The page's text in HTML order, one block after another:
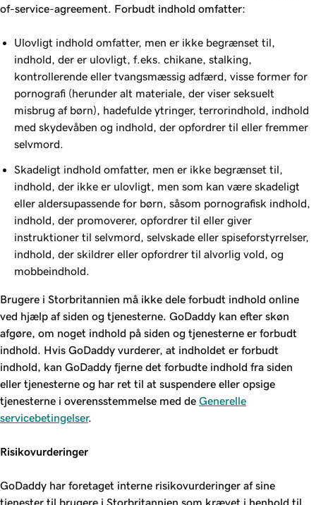
of-service-agreement. Forbudt indhold omfatter:
Ulovligt indhold omfatter, men er ikke begrænset til,
indhold, der er ulovligt, f.eks. chikane, stalking,
kontrollerende eller tvangsmæssig adfærd, visse former for
pornografi (herunder alt materiale, der viser seksuelt
misbrug af børn), hadefulde ytringer, terrorindhold, indhold
med skydevåben og indhold, der opfordrer til eller fremmer
selvmord.
Skadeligt indhold omfatter, men er ikke begrænset til,
indhold, der ikke er ulovligt, men som kan være skadeligt
eller aldersupassende for børn, såsom pornografisk indhold,
indhold, der promoverer, opfordrer til eller giver
instruktioner til selvmord, selvskade eller spiseforstyrrelser,
indhold, der skildrer eller opfordrer til alvorlig vold, og
mobbeindhold.
Brugere i Storbritannien må ikke dele forbudt indhold online
ved hjælp af siden og tjenesterne. GoDaddy kan efter skøn
afgøre, om noget indhold på siden og tjenesterne er forbudt
indhold. Hvis GoDaddy vurderer, at indholdet er forbudt
indhold, kan GoDaddy fjerne det forbudte indhold fra siden
eller tjenesterne og har ret til at suspendere eller opsige
tjenesterne i overensstemmelse med de Generelle
servicebetingelser.
Risikovurderinger
GoDaddy har foretaget interne risikovurderinger af sine
tjenester til brugere i Storbritannien som krævet i henhold til